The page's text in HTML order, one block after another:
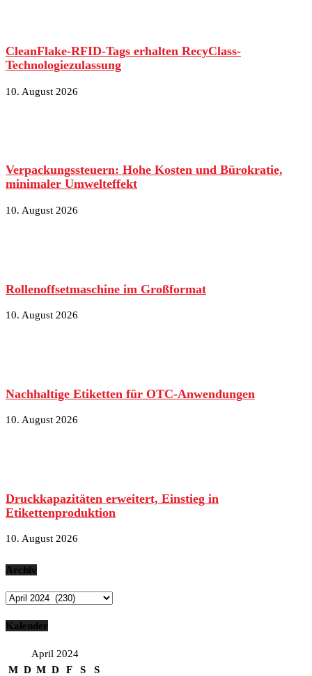
CleanFlake-RFID-Tags erhalten RecyClass-
Technologiezulassung
10. August 2026
Verpackungssteuern: Hohe Kosten und Bürokratie,
minimaler Umwelteffekt
10. August 2026
Rollenoffsetmaschine im Großformat
10. August 2026
Nachhaltige Etiketten für OTC-Anwendungen
10. August 2026
Druckkapazitäten erweitert, Einstieg in
Etikettenproduktion
10. August 2026
Archiv
Archiv
Kalender
April 2024
M D M D F S
S